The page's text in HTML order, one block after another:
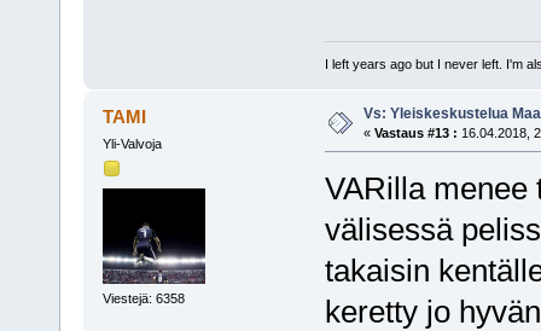
I left years ago but I never left. I'm
TAMI
Yli-Valvoja
Viestejä: 6358
Vs: Yleiskeskustelua
« Vastaus #13 : 16.04.2018,
VARilla menee
välisessä
takaisin
keretty jo